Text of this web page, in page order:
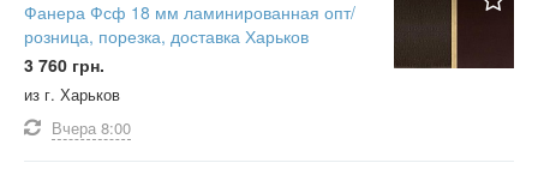
Фанера Фсф 18 мм ламинированная опт/
розница, порезка, доставка Харьков
3 760 грн.
из г. Харьков
Вчера 8:00